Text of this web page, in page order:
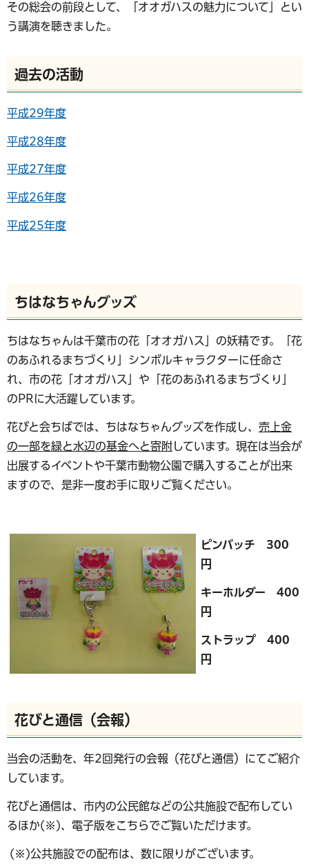
その総会の前段として、「オオガハスの魅力について」とい
う講演を聴きました。
過去の活動
平成29年度
平成28年度
平成27年度
平成26年度
平成25年度
ちはなちゃんグッズ
ちはなちゃんは千葉市の花「オオガハス」の妖精です。「花
のあふれるまちづくり」シンボルキャラクターに任命さ
れ、市の花「オオガハス」や「花のあふれるまちづくり」
のPRに大活躍しています。
花びと会ちばでは、ちはなちゃんグッズを作成し、 売上金
の一部を緑と水辺の基金へと寄附しています。現在は当会が
出展するイベントや千葉市動物公園で購入することが出来
ますので、是非一度お手に取りご覧ください。
ピンバッチ 300
円
キーホルダー 400
円
ストラップ 400
円
花びと通信（会報）
当会の活動を、年2回発行の会報（花びと通信）にてご紹介
しています。
花びと通信は、市内の公民館などの公共施設で配布してい
るほか(※)、電子版をこちらでご覧いただけます。
(※)公共施設での配布は、数に限りがございます。